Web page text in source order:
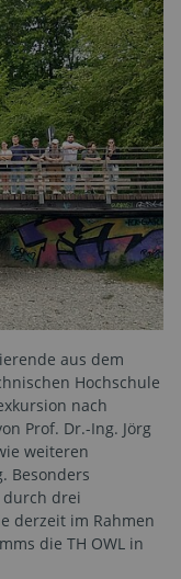
aus dem
Hochschule
nach
Prof. Dr.-Ing. Jörg
weiteren
Besonders
durch drei
derzeit im Rahmen
die TH OWL in